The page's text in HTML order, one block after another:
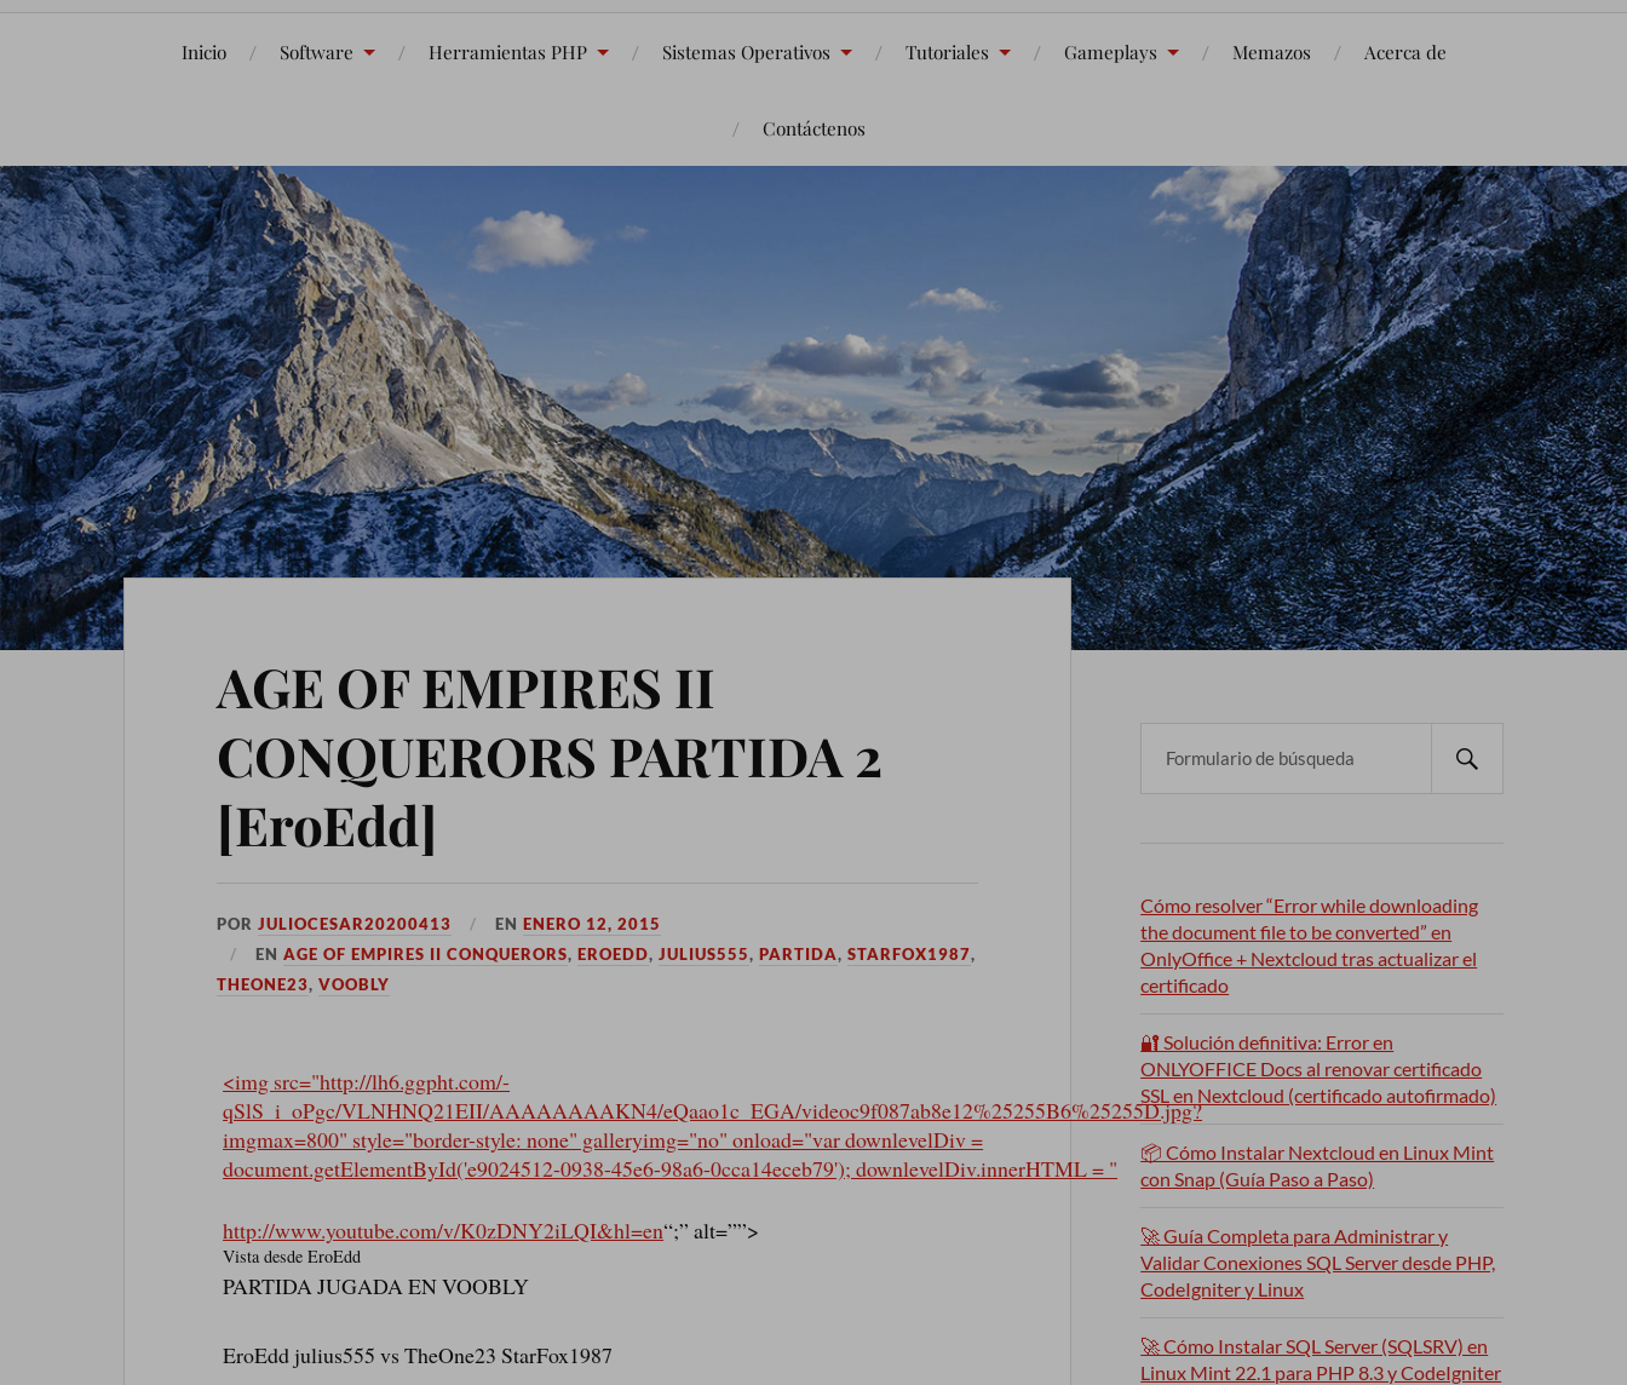
Inicio Software Herramientas PHP Sistemas Operativos Tutoriales Gameplays Memazos Acerca de
Contáctenos
AGE OF EMPIRES II
CONQUERORS PARTIDA 2
[EroEdd]
PORJULIOCESAR20200413 ENENERO 12, 2015
ENAGE OF EMPIRES II CONQUERORS,EROEDD,JULIUS555,PARTIDA,STARFOX1987,
THEONE23,VOOBLY
<img src="http://lh6.ggpht.com/-
qSlS_i_oPgc/VLNHNQ21EII/AAAAAAAAKN4/eQaao1c_EGA/videoc9f087ab8e12%25255B6%25255D.jpg?
imgmax=800" style="border-style: none" galleryimg="no" onload="var downlevelDiv =
document.getElementById('e9024512-0938-45e6-98a6-0cca14eceb79'); downlevelDiv.innerHTML = "
http://www.youtube.com/v/K0zDNY2iLQI&hl=en“;” alt=””>
Vista desde EroEdd
PARTIDA JUGADA EN VOOBLY
EroEdd julius555 vs TheOne23 StarFox1987
Cómo resolver “Error while downloading
the document file to be converted” en
OnlyOffice + Nextcloud tras actualizar el
certificado
🔐 Solución definitiva: Error en
ONLYOFFICE Docs al renovar certificado
SSL en Nextcloud (certificado autofirmado)
📦 Cómo Instalar Nextcloud en Linux Mint
con Snap (Guía Paso a Paso)
🚀 Guía Completa para Administrar y
Validar Conexiones SQL Server desde PHP,
CodeIgniter y Linux
🚀 Cómo Instalar SQL Server (SQLSRV) en
Linux Mint 22.1 para PHP 8.3 y CodeIgniter